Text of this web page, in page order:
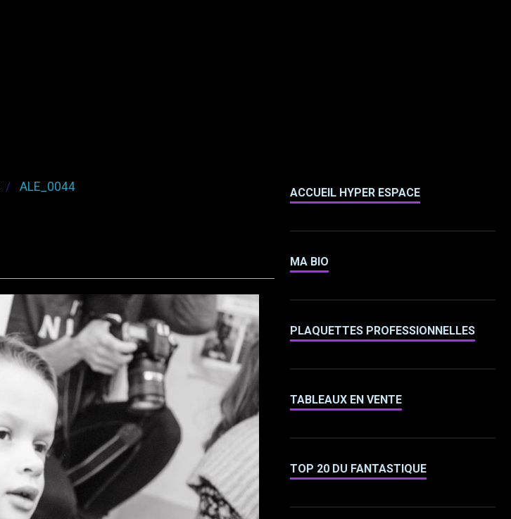
ALE_0044 ACCUEIL HYPER ESPACE
MA BIO
PLAQUETTES PROFESSIONNELLES
TABLEAUX EN VENTE
TOP 20 DU FANTASTIQUE